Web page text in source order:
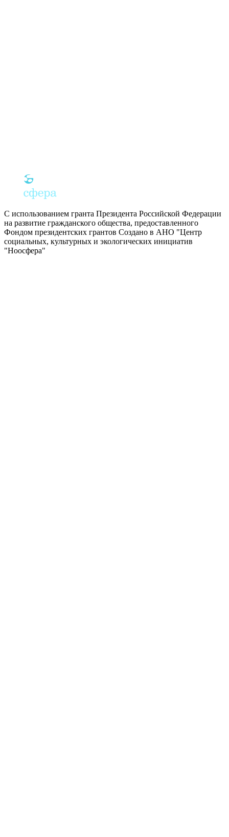
С использованием гранта Президента Российской Федерации
на развитие гражданского общества, предоставленного
Фондом президентских грантов Создано в АНО "Центр
социальных, культурных и экологических инициатив
"Ноосфера"